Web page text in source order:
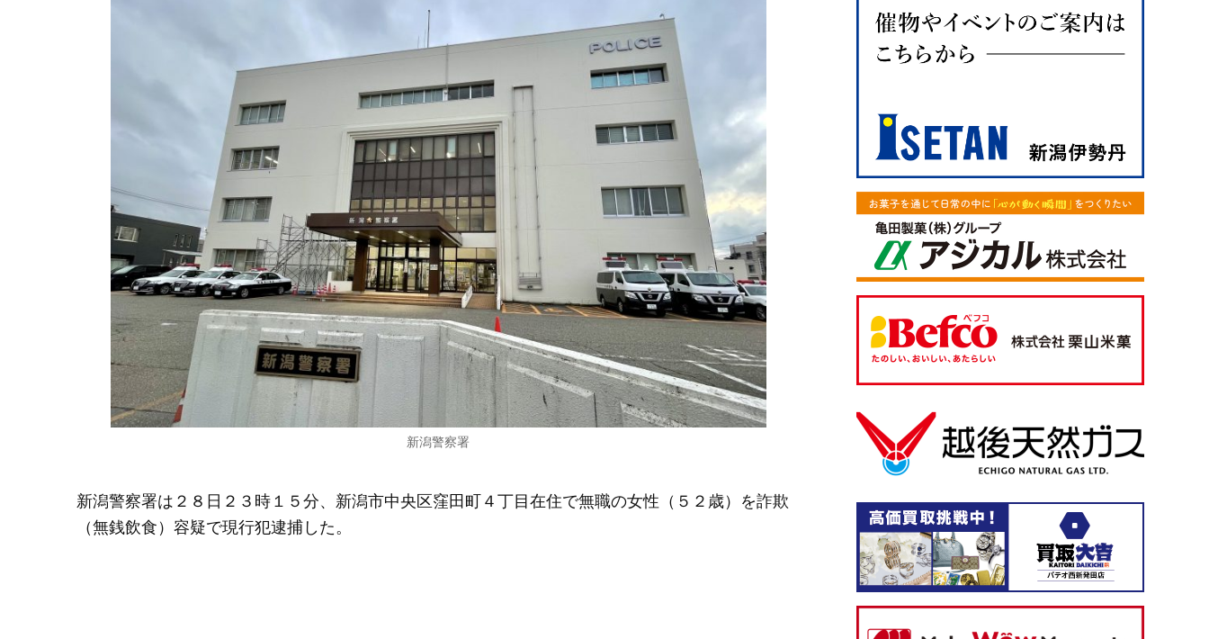
新潟警察署
新潟警察署は２８日２３時１５分、新潟市中央区窪田町４丁目在住で無職の女性（５２歳）を詐欺
（無銭飲食）容疑で現行犯逮捕した。